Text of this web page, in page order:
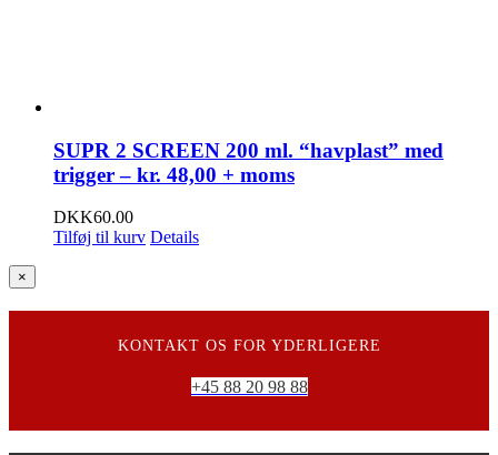
SUPR 2 SCREEN 200 ml. “havplast” med
trigger – kr. 48,00 + moms
DKK60.00
Tilføj til kurv Details
Close
product
quick
×
KONTAKT OS FOR YDERLIGERE
+45 88 20 98 88